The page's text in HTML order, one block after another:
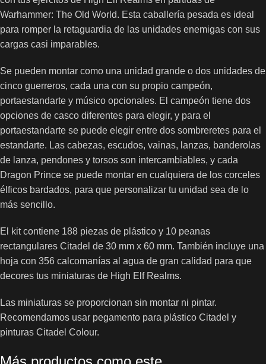
Warhammer: The Old World. Esta caballería pesada es ideal
para romper la retaguardia de las unidades enemigas con sus
cargas casi imparables.
Se pueden montar como una unidad grande o dos unidades de
cinco guerreros, cada una con su propio campeón,
portaestandarte y músico opcionales. El campeón tiene dos
opciones de casco diferentes para elegir, y para el
portaestandarte se puede elegir entre dos sombreretes para el
estandarte. Las cabezas, escudos, vainas, lanzas, banderolas
de lanza, pendones y torsos son intercambiables, y cada
Dragon Prince se puede montar en cualquiera de los corceles
élficos bardados, para que personalizar tu unidad sea de lo
más sencillo.
El kit contiene 188 piezas de plástico y 10 peanas
rectangulares Citadel de 30 mm x 60 mm. También incluye una
hoja con 356 calcomanías al agua de gran calidad para que
decores tus miniaturas de High Elf Realms.
Las miniaturas se proporcionan sin montar ni pintar.
Recomendamos usar pegamento para plástico Citadel y
pinturas Citadel Colour.